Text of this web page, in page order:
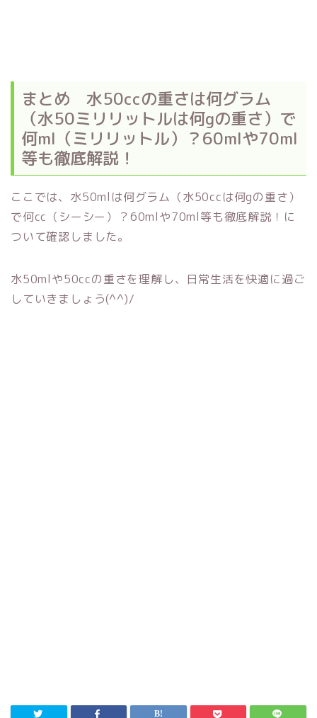
まとめ 水50ccの重さは何グラム
（水50ミリリットルは何gの重さ）で
何ml（ミリリットル）？60mlや70ml
等も徹底解説！
ここでは、水50mlは何グラム（水50ccは何gの重さ）
で何cc（シーシー）？60mlや70ml等も徹底解説！に
ついて確認しました。
水50mlや50ccの重さを理解し、日常生活を快適に過ご
していきましょう(^^)/